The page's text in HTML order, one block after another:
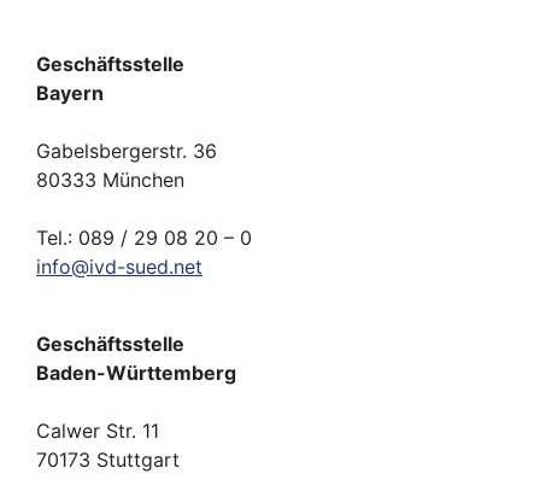
Geschäftsstelle
Bayern
Gabelsbergerstr. 36
80333 München
Tel.: 089 / 29 08 20 – 0
info@ivd-sued.net
Geschäftsstelle
Baden-Württemberg
Calwer Str. 11
70173 Stuttgart